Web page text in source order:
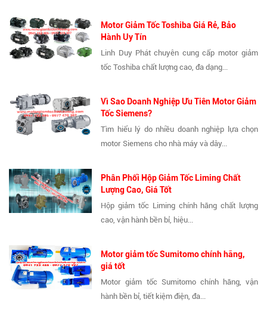
Motor Giảm Tốc Toshiba Giá Rẻ, Bảo
Hành Uy Tín
Linh Duy Phát chuyên cung cấp motor giảm
tốc Toshiba chất lượng cao, đa dạng...
Vì Sao Doanh Nghiệp Ưu Tiên Motor Giảm
Tốc Siemens?
Tìm hiểu lý do nhiều doanh nghiệp lựa chọn
motor Siemens cho nhà máy và dây...
Phân Phối Hộp Giảm Tốc Liming Chất
Lượng Cao, Giá Tốt
Hộp giảm tốc Liming chính hãng chất lượng
cao, vận hành bền bỉ, hiệu...
Motor giảm tốc Sumitomo chính hãng,
giá tốt
Motor giảm tốc Sumitomo chính hãng, vận
hành bền bỉ, tiết kiệm điện, đa...